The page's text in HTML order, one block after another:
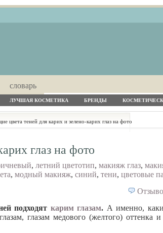
словарь
ЛУЧШАЯ КОСМЕТИКА БРЕНДЫ
цвета теней для карих и зелено-карих глаз на фото
глаз на фото
, летний цветотип, макияж глаз,
, модный макияж, синий, тени, цветовые
подходят карим глазам. А именно,
глазам медового (желтого) оттенка и